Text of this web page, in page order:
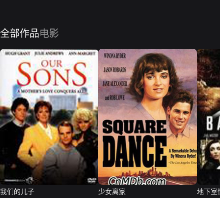
全部作品电影
我们的儿子
少女离家
地下室